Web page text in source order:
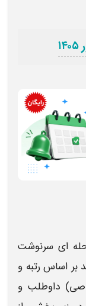
ای سرنوشت
بر اساس رتبه و
داوطلب و